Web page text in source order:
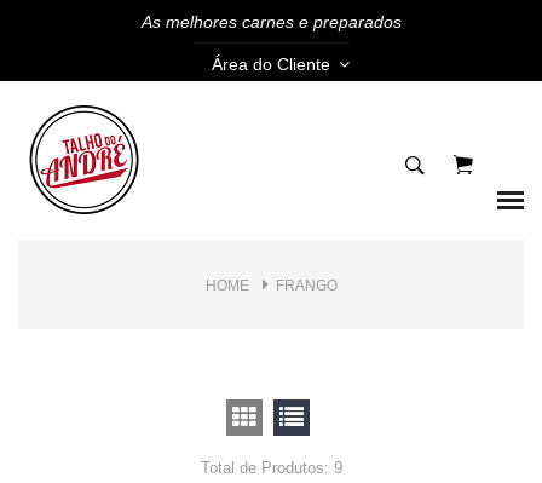
As melhores carnes e preparados
Área do Cliente
HOME FRANGO
Total de Produtos: 9